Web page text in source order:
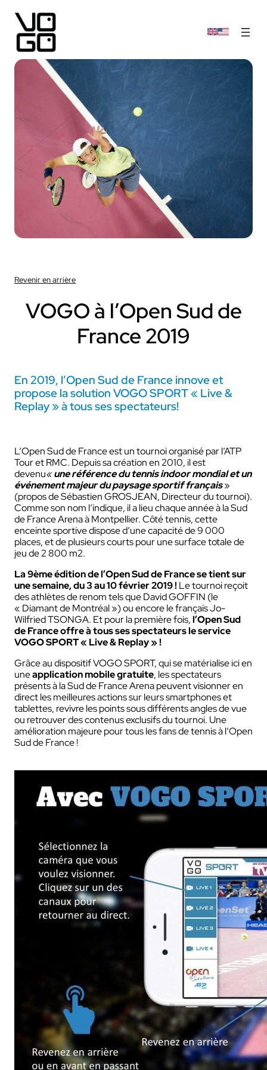
Revenir en arrière
VOGO à l’Open Sud de
France 2019
En 2019, l’Open Sud de France innove et
propose la solution VOGO SPORT « Live &
Replay » à tous ses spectateurs!
L’Open Sud de France est un tournoi organisé par l’ATP
Tour et RMC. Depuis sa création en 2010, il est
devenu«une référence du tennis indoor mondialet un
événement majeur du paysage sportif français»
(propos de Sébastien GROSJEAN, Directeur du tournoi).
Comme son nom l’indique, il a lieu chaque année à la Sud
de France Arena à Montpellier. Côté tennis, cette
enceinte sportive dispose d’une capacité de 9 000
places, et de plusieurs courts pour une surface totale de
jeu de 2 800 m2.
La 9ème édition de l’Open Sud de France se tient sur
une semaine, du 3 au 10 février 2019 !Le tournoi reçoit
des athlètes de renom tels que David GOFFIN (le
« Diamant de Montréal ») ou encore le français Jo-
Wilfried TSONGA. Et pour la première fois,l’Open Sud
de France offre à tous ses spectateurs le service
VOGO SPORT « Live & Replay » !
Grâce au dispositif VOGO SPORT, qui se matérialise ici en
uneapplication mobile gratuite, les spectateurs
présents à la Sud de France Arena peuvent visionner en
direct les meilleures actions sur leurs smartphones et
tablettes, revivre les points sous différents angles de vue
ou retrouver des contenus exclusifs du tournoi. Une
amélioration majeure pour tous les fans de tennis à l’Open
Sud de France !